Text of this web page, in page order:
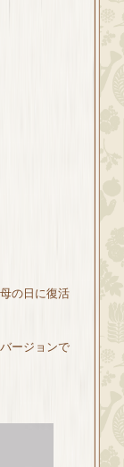
の日に復活
ージョンで